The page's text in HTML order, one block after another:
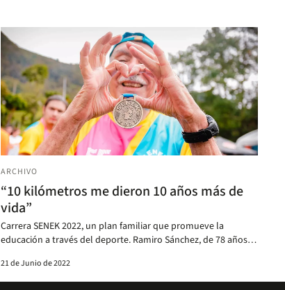
ARCHIVO
“10 kilómetros me dieron 10 años más de
vida”
Carrera SENEK 2022, un plan familiar que promueve la
educación a través del deporte. Ramiro Sánchez, de 78 años,
21 de Junio de 2022